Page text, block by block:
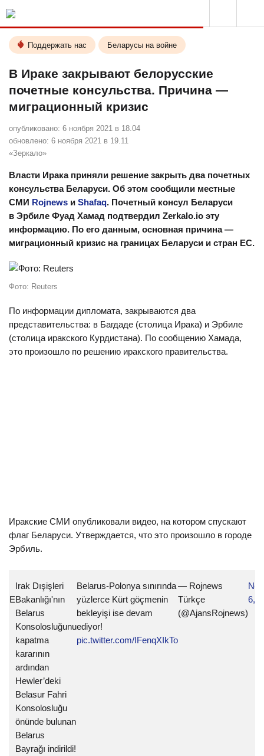
Поддержать нас Беларусы на войне
В Ираке закрывают белорусские
почетные консульства. Причина —
миграционный кризис
опубликовано: 6 ноября 2021 в 18.04
обновлено: 6 ноября 2021 в 19.11
«Зеркало»
Власти Ирака приняли решение закрыть два почетных
консульства Беларуси. Об этом сообщили местные
СМИ Rojnews и Shafaq. Почетный консул Беларуси
в Эрбиле Фуад Хамад подтвердил Zerkalo.io эту
информацию. По его данным, основная причина —
миграционный кризис на границах Беларуси и стран ЕС.
Фото: Reuters
По информации дипломата, закрываются два
представительства: в Багдаде (столица Ирака) и Эрбиле
(столица иракского Курдистана). По сообщению Хамада,
это произошло по решению иракского правительства.
Иракские СМИ опубликовали видео, на котором спускают
флаг Беларуси. Утверждается, что это произошло в городе
Эрбиль.
Irak Dışişleri
Bakanlığı'nın
Belarus
Konsolosluğunu
kapatma
kararının
ardından
Hewler’deki
Belasur Fahri
Konsolosluğu
önünde bulunan
Belarus
Bayrağı indirildi!
Belarus-Polonya sınırında
yüzlerce Kürt göçmenin
bekleyişi ise devam
ediyor!
pic.twitter.com/IFenqXIkTo
— Rojnews
Türkçe
(@AjansRojnews)
6,